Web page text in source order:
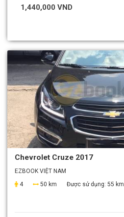
1,440,000 VND
Chevrolet Cruze 2017
EZBOOK VIỆT NAM
4
50 km Được sử dụng: 55 km